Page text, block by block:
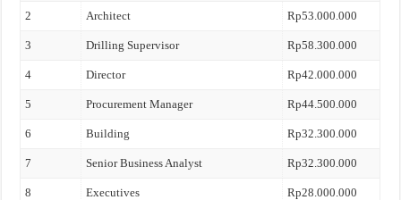
2 Architect Rp53.000.000
3 Drilling Supervisor Rp58.300.000
4 Director Rp42.000.000
5 Procurement Manager Rp44.500.000
6 Building Rp32.300.000
7 Senior Business Analyst Rp32.300.000
8 Executives Rp28.000.000